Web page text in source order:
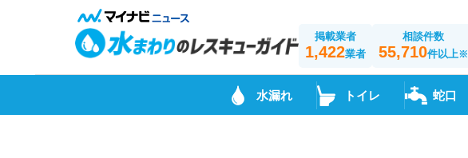
掲載業者
1,422業者
相談件数
55,710件以上※
水漏れ トイレ 蛇口